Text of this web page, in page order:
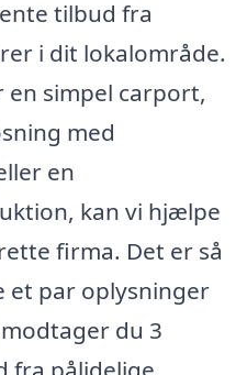
tilbud fra
i dit lokalområde.
en simpel carport,
med
en
kan vi hjælpe
firma. Det er så
et par oplysninger
du 3